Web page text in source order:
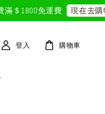
1800免運費 現在去購物！
登入 購物車